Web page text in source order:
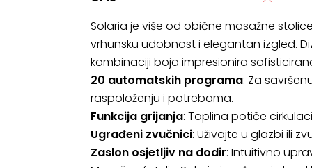
Solaria je više od obične masažne
vrhunsku udobnost i elegantan izgled.
kombinaciji boja impresionira
20 automatskih programa: Za
raspoloženju i potrebama.
Funkcija grijanja: Toplina potiče
Ugrađeni zvučnici: Uživajte u glazbi ili
Zaslon osjetljiv na dodir: Intuitivno